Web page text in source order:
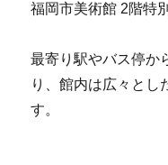
福岡市美術館 2階特
最寄り駅やバス停か
り、館内は広々とし
す。